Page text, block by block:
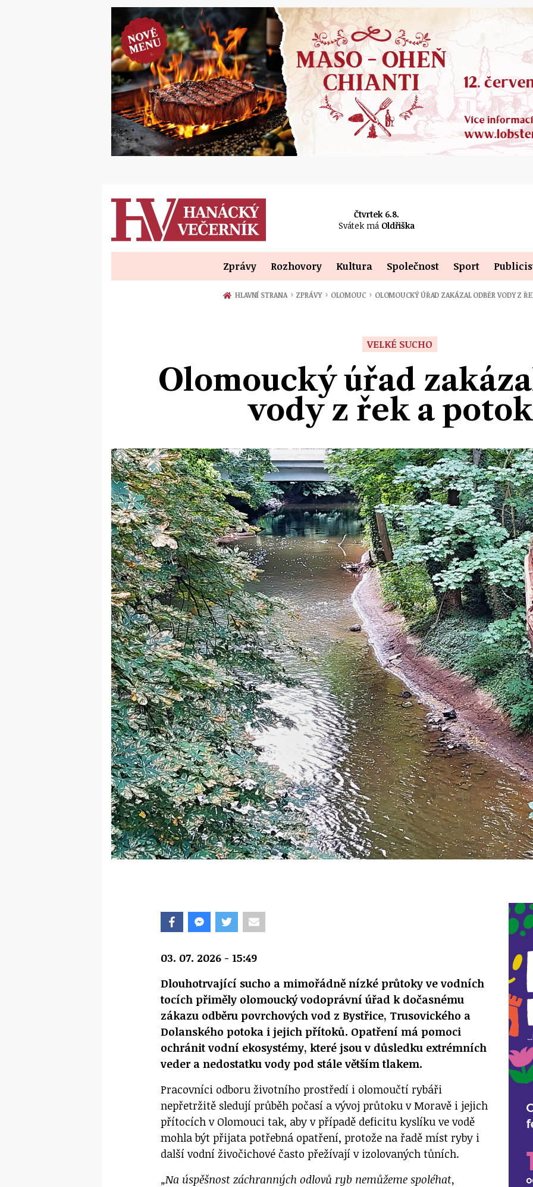
Čtvrtek 6.8.
Svátek má Oldřiška
Zprávy Rozhovory Kultura Společnost Sport
HLAVNÍ STRANA › ZPRÁVY › OLOMOUC › OLOMOUCKÝ ÚŘAD ZAKÁZAL ODBĚR VODY Z
VELKÉ SUCHO
Olomoucký úřad
vody z řek a
03. 07. 2026 - 15:49
Dlouhotrvající sucho a mimořádně nízké průtoky ve vodních
tocích přiměly olomoucký vodoprávní úřad k dočasnému
zákazu odběru povrchových vod z Bystřice, Trusovického a
Dolanského potoka i jejich přítoků. Opatření má pomoci
ochránit vodní ekosystémy, které jsou v důsledku extrémních
veder a nedostatku vody pod stále větším tlakem.
Pracovníci odboru životního prostředí i olomoučtí rybáři
nepřetržitě sledují průběh počasí a vývoj průtoku v Moravě i jejich
přítocích v Olomouci tak, aby v případě deficitu kyslíku ve vodě
mohla být přijata potřebná opatření, protože na řadě míst ryby i
další vodní živočichové často přežívají v izolovaných tůních.
„Na úspěšnost záchranných odlovů ryb nemůžeme spoléhat,